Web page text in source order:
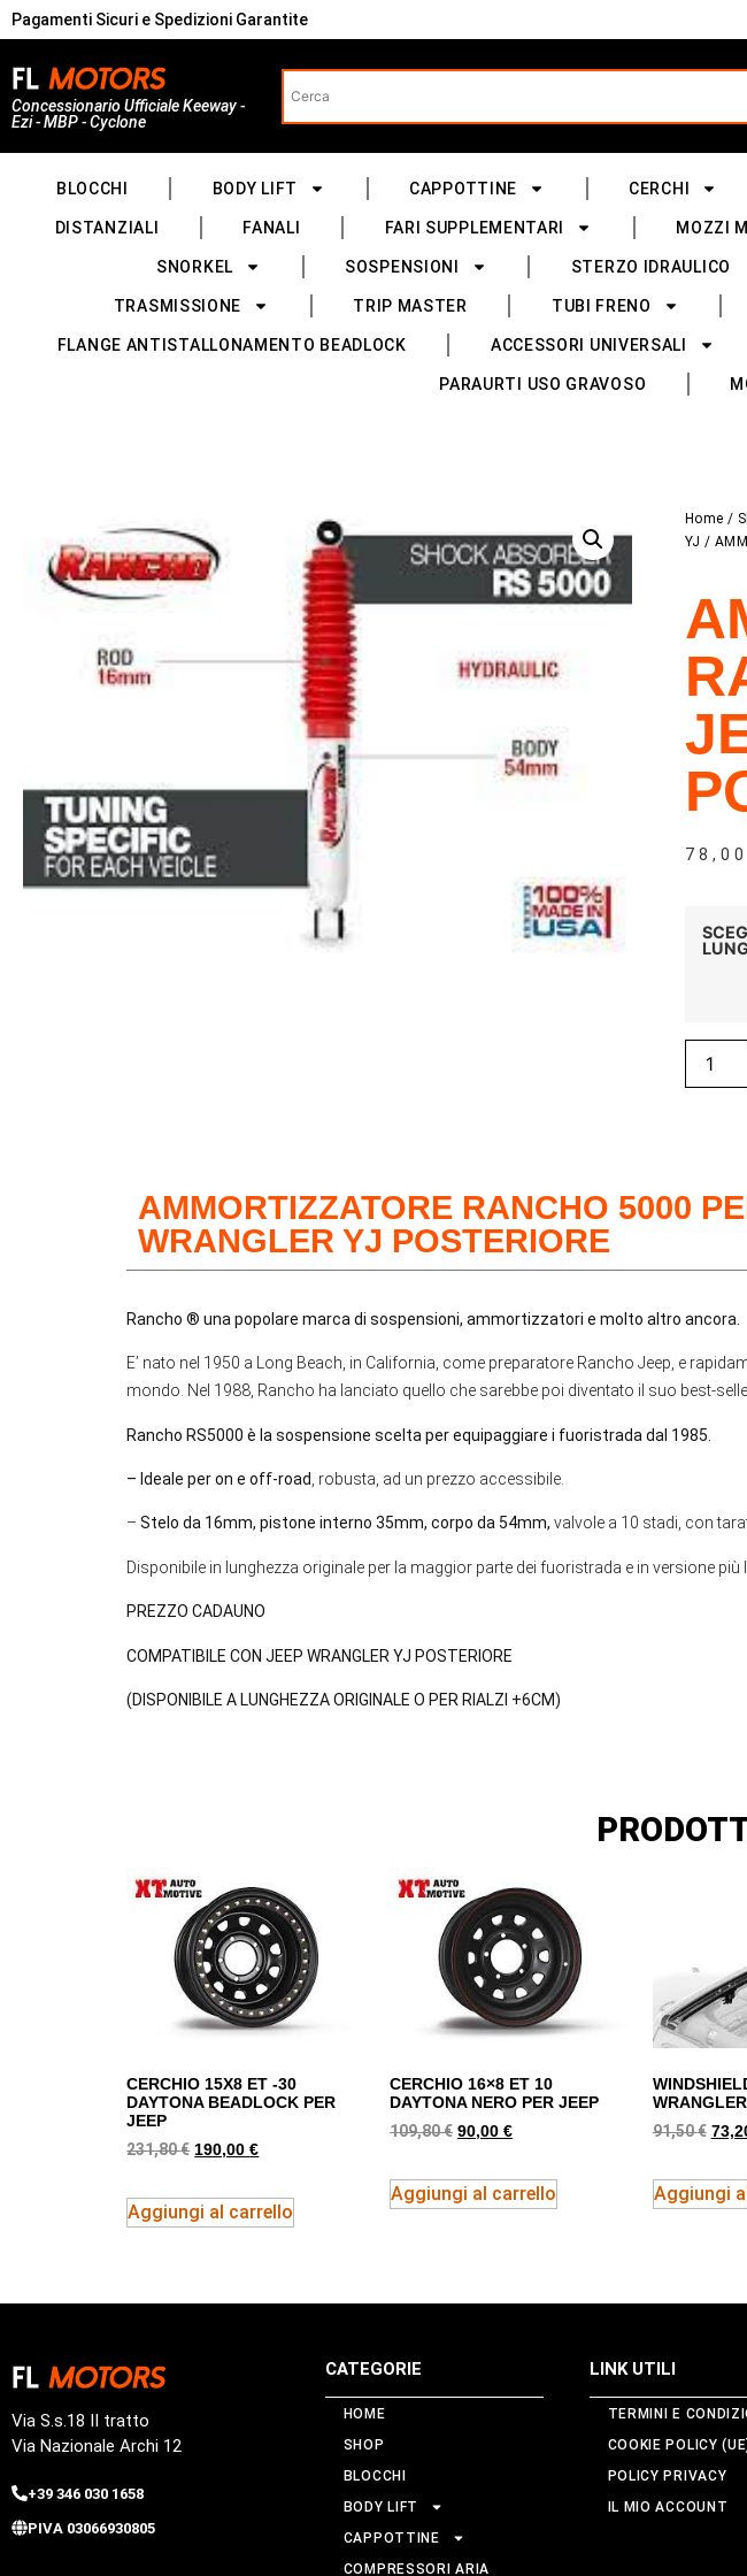
Pagamenti Sicuri e Spedizioni Garantite
Concessionario Ufficiale Keeway -
Ezi - MBP - Cyclone
BLOCCHI BODY LIFT CAPPOTTINE CERCHI
DISTANZIALI FANALI FARI SUPPLEMENTARI MOZZI
SNORKEL SOSPENSIONI STERZO IDRAULICO
TRASMISSIONE TRIP MASTER TUBI FRENO
FLANGE ANTISTALLONAMENTO BEADLOCK ACCESSORI UNIVERSALI
PARAURTI USO GRAVOSO
Home /
YJ /
AMMORTIZZATORE RANCHO 5000
WRANGLER YJ POSTERIORE
Rancho ® una popolare marca di sospensioni, ammortizzatori e molto altro ancora.
E’ nato nel 1950 a Long Beach, in California, come preparatore Rancho Jeep, e
mondo. Nel 1988, Rancho ha lanciato quello che sarebbe poi diventato il suo best-
Rancho RS5000 è la sospensione scelta per equipaggiare i fuoristrada dal 1985.
– Ideale per on e off-road , robusta, ad un prezzo accessibile.
–Stelo da 16mm, pistone interno 35mm, corpo da 54mm,valvole a 10 stadi, con
Disponibile in lunghezza originale per la maggior parte dei fuoristrada e in versione più
PREZZO CADAUNO
COMPATIBILE CON JEEP WRANGLER YJ POSTERIORE
(DISPONIBILE A LUNGHEZZA ORIGINALE O PER RIALZI +6CM)
CERCHIO 15X8 ET -30
DAYTONA BEADLOCK PER
JEEP
231,80€ 190,00€
Aggiungi al carrello
CERCHIO 16×8 ET 10
DAYTONA NERO PER JEEP
109,80€ 90,00 €
Aggiungi al carrello
91,50€
Aggiungi
Via S.s.18 II tratto
Via Nazionale Archi 12
+39 346 030 1658
PIVA 03066930805
CATEGORIE
HOME
SHOP
BLOCCHI
BODY LIFT
CAPPOTTINE
COMPRESSORI ARIA
LINK UTILI
TERMINI E
COOKIE POLICY
POLICY PRIVACY
IL MIO ACCOUNT